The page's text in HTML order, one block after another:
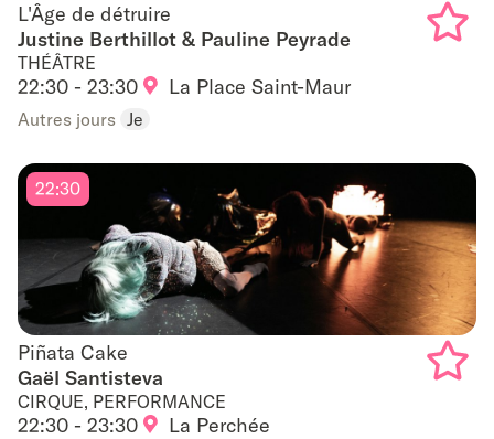
L'Âge de détruire
L'Âge de détruire
Justine Berthillot & Pauline Peyrade
THÉÂTRE
22:30 - 23:30 La Place Saint-Maur
Autres jours Je
Piñata Cake
Piñata Cake
Gaël Santisteva
CIRQUE, PERFORMANCE
22:30 - 23:30 La Perchée
22:30